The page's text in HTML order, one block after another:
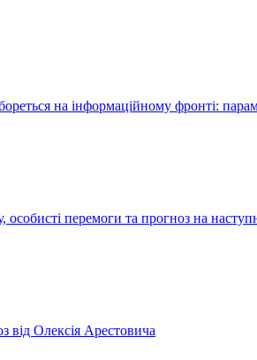
на інформаційному фронті:
особисті перемоги та прогноз на
від Олексія Арестовича